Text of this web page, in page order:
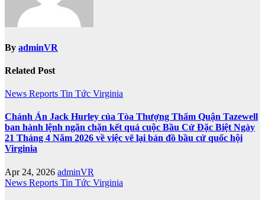
By adminVR
Related Post
News Reports Tin Tức Virginia
Chánh Án Jack Hurley của Tòa Thượng Thẩm Quận Tazewell
ban hành lệnh ngăn chặn kết quả cuộc Bầu Cử Đặc Biệt Ngày
21 Tháng 4 Năm 2026 về việc vẽ lại bản đồ bầu cử quốc hội
Virginia
Apr 24, 2026 adminVR
News Reports Tin Tức Virginia